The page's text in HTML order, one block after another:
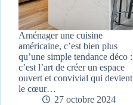
Aménager une cuisine
américaine, c’est bien plus
qu’une simple tendance déco :
c’est l’art de créer un espace
ouvert et convivial qui devient
le cœur…
27 octobre 2024